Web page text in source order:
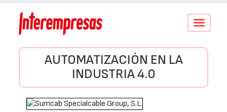
Conmutar
AUTOMATIZACIÓN EN LA
INDUSTRIA 4.0